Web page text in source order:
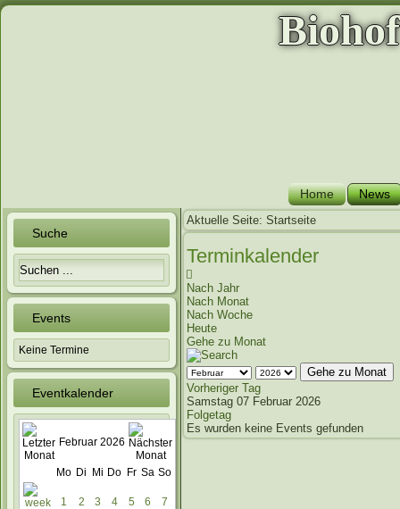
Home News
Suche
Events
Keine Termine
Eventkalender
Februar 2026
Mo Di Mi Do Fr Sa So
1 2 3 4 5 6 7
Aktuelle Seite: Startseite
Terminkalender
Nach Jahr
Nach Monat
Nach Woche
Heute
Gehe zu Monat
Gehe zu Monat
Vorheriger Tag
Samstag 07 Februar 2026
Folgetag
Es wurden keine Events gefunden